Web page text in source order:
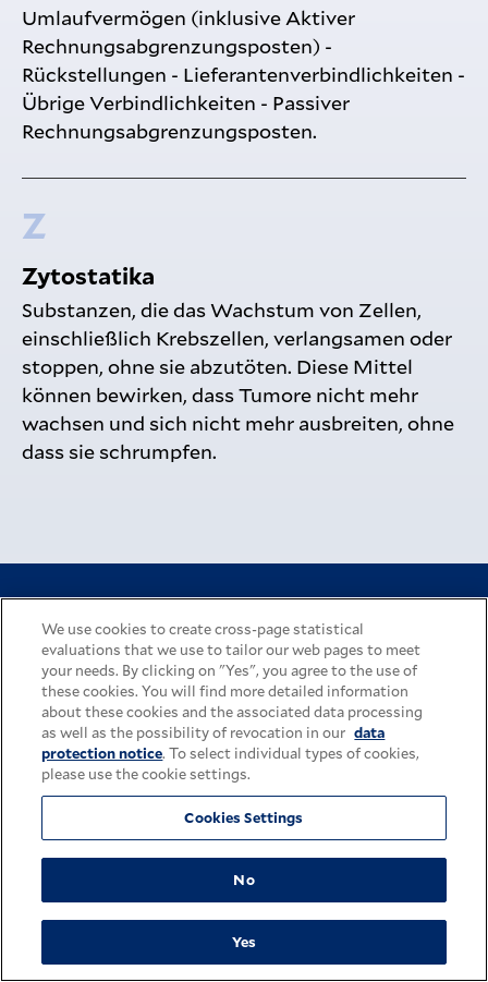
Umlaufvermögen (inklusive Aktiver
Rechnungsabgrenzungsposten) -
Rückstellungen - Lieferantenverbindlichkeiten -
Übrige Verbindlichkeiten - Passiver
Rechnungsabgrenzungsposten.
Z
Zytostatika
Substanzen, die das Wachstum von Zellen,
einschließlich Krebszellen, verlangsamen oder
stoppen, ohne sie abzutöten. Diese Mittel
können bewirken, dass Tumore nicht mehr
wachsen und sich nicht mehr ausbreiten, ohne
dass sie schrumpfen.
FOLGEN SIE UNS
Facebook YouTube twitter
LinkedIn Xing
Impressum
We use cookies to create cross-page statistical
evaluations that we use to tailor our web pages to meet
your needs. By clicking on "Yes", you agree to the use of
these cookies. You will find more detailed information
about these cookies and the associated data processing
as well as the possibility of revocation in our data
protection notice. To select individual types of cookies,
please use the cookie settings.
Cookies Settings
No
Yes